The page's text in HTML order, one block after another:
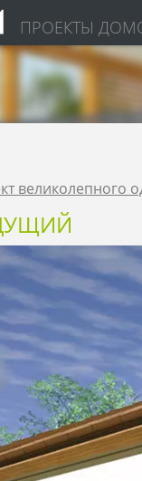
ПРОЕКТЫ
великолепного